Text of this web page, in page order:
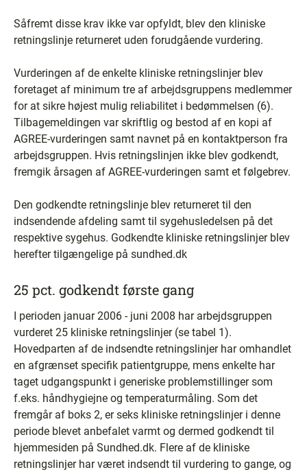
Såfremt disse krav ikke var opfyldt, blev den kliniske
retningslinje returneret uden forudgående vurdering.
Vurderingen af de enkelte kliniske retningslinjer blev
foretaget af minimum tre af arbejdsgruppens medlemmer
for at sikre højest mulig reliabilitet i bedømmelsen (6).
Tilbagemeldingen var skriftlig og bestod af en kopi af
AGREE-vurderingen samt navnet på en kontaktperson fra
arbejdsgruppen. Hvis retningslinjen ikke blev godkendt,
fremgik årsagen af AGREE-vurderingen samt et følgebrev.
Den godkendte retningslinje blev returneret til den
indsendende afdeling samt til sygehusledelsen på det
respektive sygehus. Godkendte kliniske retningslinjer blev
herefter tilgængelige på sundhed.dk
25 pct. godkendt første gang
I perioden januar 2006 - juni 2008 har arbejdsgruppen
vurderet 25 kliniske retningslinjer (se tabel 1).
Hovedparten af de indsendte retningslinjer har omhandlet
en afgrænset specifik patientgruppe, mens enkelte har
taget udgangspunkt i generiske problemstillinger som
f.eks. håndhygiejne og temperaturmåling. Som det
fremgår af boks 2, er seks kliniske retningslinjer i denne
periode blevet anbefalet varmt og dermed godkendt til
hjemmesiden på Sundhed.dk. Flere af de kliniske
retningslinjer har været indsendt til vurdering to gange, og